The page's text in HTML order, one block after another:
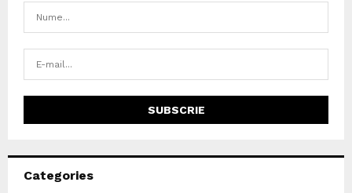
Categories